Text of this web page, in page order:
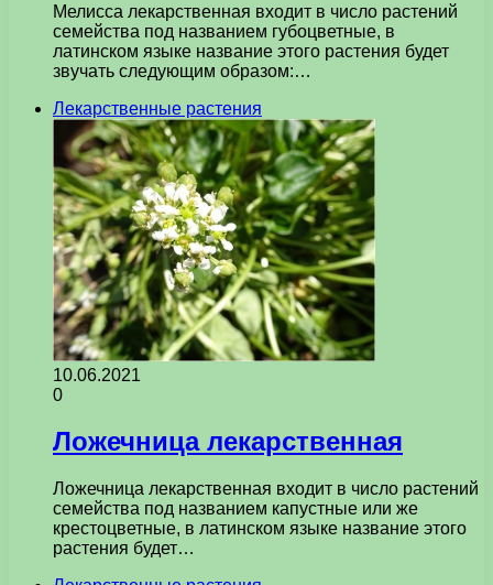
Мелисса лекарственная входит в число растений
семейства под названием губоцветные, в
латинском языке название этого растения будет
звучать следующим образом:…
Лекарственные растения
10.06.2021
0
Ложечница лекарственная
Ложечница лекарственная входит в число растений
семейства под названием капустные или же
крестоцветные, в латинском языке название этого
растения будет…